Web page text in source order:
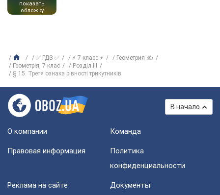
показать
обложку
✅ ГДЗ ✅ ⚡ 7 класс ⚡
Геометрия ✍
Геометрія, 7 клас
Розділ III
§ 15. Третя ознака рівності трикутників
В начало
О компании Команда
Правовая информация
Политика
конфиденциальности
Реклама на сайте Документы